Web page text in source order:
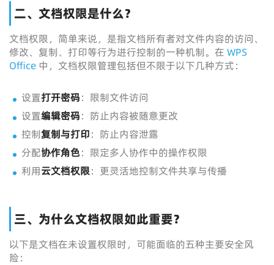
二、文档权限是什么？
文档权限，简单来说，是指文档所有者对文件内容的访问、
修改、复制、打印等行为进行控制的一种机制。在 WPS
Office 中，文档权限管理包括但不限于以下几种方式：
设置打开密码：限制文件访问
设置编辑密码：防止内容被随意更改
控制复制与打印：防止内容泄露
分配协作角色：限定多人协作中的操作权限
利用云文档权限：更灵活地控制文件共享与传播
三、为什么文档权限如此重要？
以下是文档在未设置权限时，可能面临的五种主要安全风
险：